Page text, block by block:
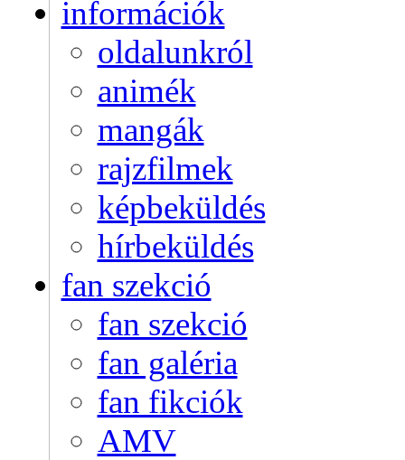
információk
oldalunkról
animék
mangák
rajzfilmek
képbeküldés
hírbeküldés
fan szekció
fan szekció
fan galéria
fan fikciók
AMV